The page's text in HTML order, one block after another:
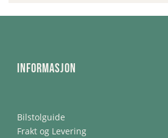
Informasjon
Bilstolguide
Frakt og Levering